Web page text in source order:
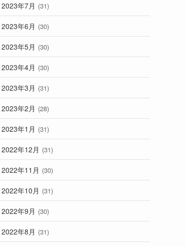
2023年7月 (31)
2023年6月 (30)
2023年5月 (30)
2023年4月 (30)
2023年3月 (31)
2023年2月 (28)
2023年1月 (31)
2022年12月 (31)
2022年11月 (30)
2022年10月 (31)
2022年9月 (30)
2022年8月 (31)